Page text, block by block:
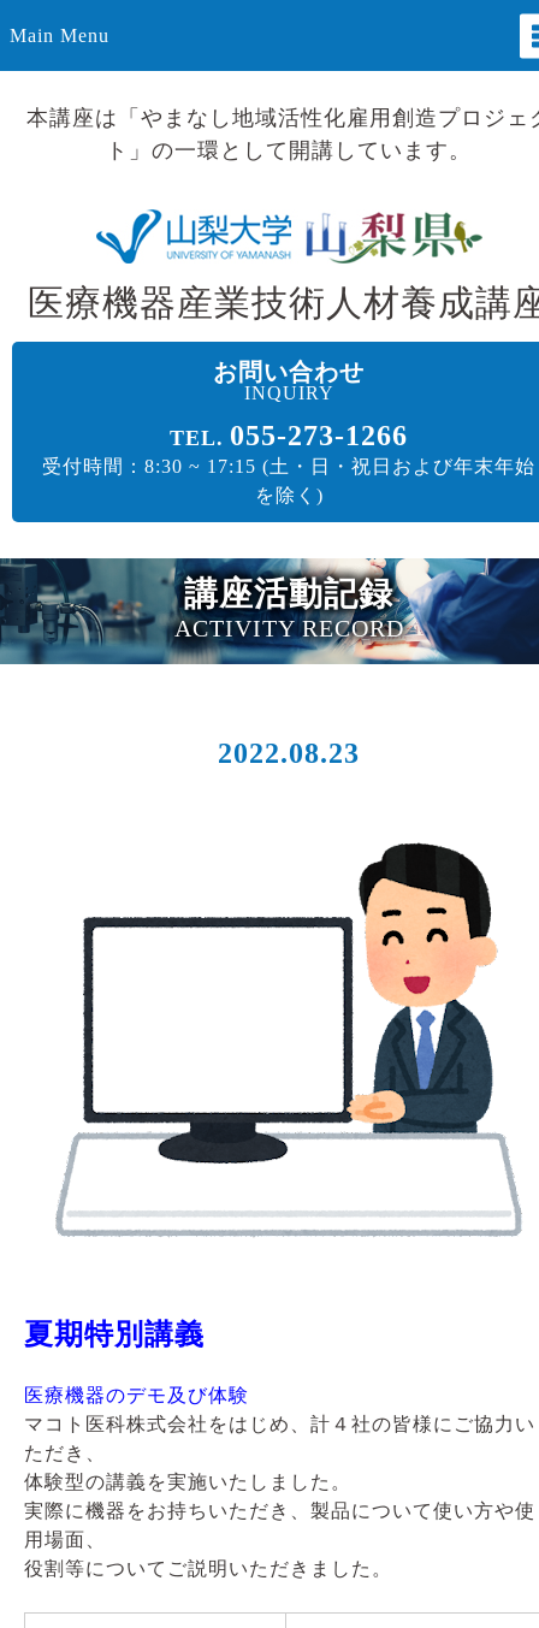
Main Menu
本講座は「やまなし地域活性化雇用創造プロジェ
ト」の一環として開講しています。
医療機器産業技術人材養成講
お問い合わせ
INQUIRY
TEL. 055-273-1266
受付時間：8:30 ~ 17:15 (土・日・祝日および年末年始
を除く)
講座活動記録
ACTIVITY RECORD
2022.08.23
夏期特別講義
医療機器のデモ及び体験
マコト医科株式会社をはじめ、計４社の皆様にご協力い
ただき、
体験型の講義を実施いたしました。
実際に機器をお持ちいただき、製品について使い方や使
用場面、
役割等についてご説明いただきました。